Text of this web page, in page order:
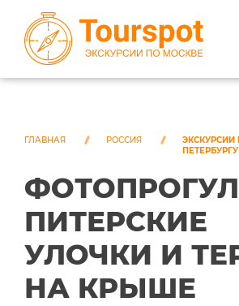
ЭКСКУРСИИ ПО МОСКВЕ
ЭКСКУРСИИ ПО СОЧИ
О НАС
ГЛАВНАЯ РОССИЯ
ЭКСКУРСИИ
ПЕТЕРБУРГУ
ПИТЕРСКИЕ
УЛОЧКИ И
НА КРЫШЕ